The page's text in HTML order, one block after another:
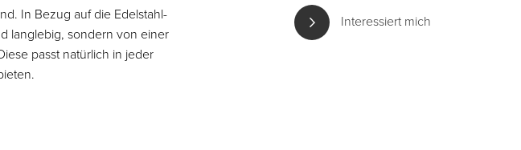
In Bezug auf die Edelstahl-
langlebig, sondern von einer
passt natürlich in jeder
Interessiert mich